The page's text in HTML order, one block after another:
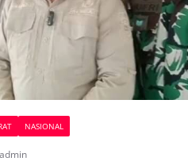
NASIONAL
admin